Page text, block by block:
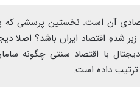
آن است. نخستین پرسشی
شدهِ اقتصاد ایران باشد؟ اصلا
با اقتصاد سنتی چگونه
ترتیب داده است.